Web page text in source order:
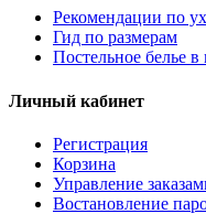
Рекомендации по
Гид по размерам
Постельное белье в
Личный кабинет
Регистрация
Корзина
Управление
Востановление